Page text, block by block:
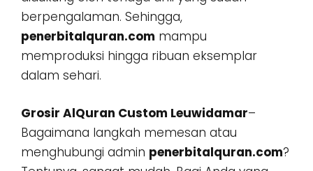
berpengalaman. Sehingga,
penerbitalquran.com mampu
memproduksi hingga ribuan eksemplar
dalam sehari.
Grosir AlQuran Custom Leuwidamar–
Bagaimana langkah memesan atau
menghubungi admin penerbitalquran.com?